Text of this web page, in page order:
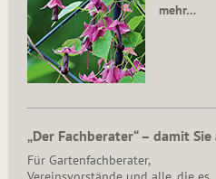
mehr…
„Der Fachberater“ – damit
Für Gartenfachberater,